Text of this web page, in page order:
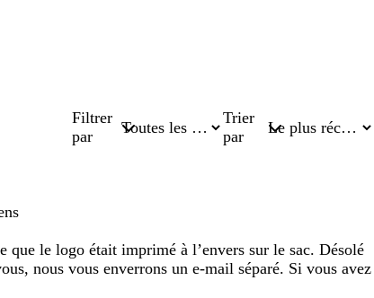
Filtrer
par
Trier
par
le logo était imprimé à l’envers sur le sac. Désolé
nous vous enverrons un e-mail séparé. Si vous avez